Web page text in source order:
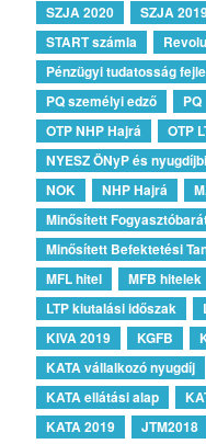
SZJA 2020
SZJA
START számla
Pénzügyi tudatosság
PQ személyi edző
PQ
OTP NHP Hajrá
OTP
NYESZ ÖNyP és
NOK
NHP Hajrá
Minősített
Minősített Befektetési
MFL hitel
MFB hitelek
LTP kiutalási időszak
KIVA 2019
KGFB
KATA vállalkozó nyugdíj
KATA ellátási alap
KATA 2019
JTM2018